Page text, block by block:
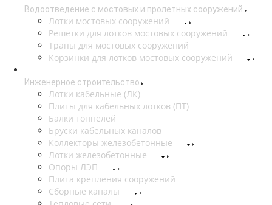
Водоотведение с мостовых и пролетных сооружений
Лотки мостовых сооружений
Решетки для лотков мостовых сооружений
Трапы для мостовых сооружений
Корзинки для лотков мостовых сооружений
Инженерное строительство
Лотки кабельные (ЛК)
Плиты для кабельных лотков (ПТ)
Балки тоннелей
Бруски кабельных каналов
Коллекторы железобетонные
Лотки железобетонные
Опоры ЛЭП
Плита крепления сооружений
Сборные каналы